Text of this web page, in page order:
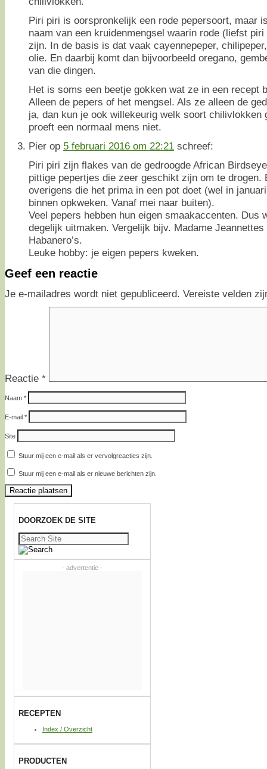
Piri piri is oorspronkelijk een rode pepersoort, maar
naam van een kruidenmengsel waarin rode (liefst
zijn. In de basis is dat vaak cayennepeper,
olie. En daarbij komt dan bijvoorbeeld oregano,
van die dingen.
Het is soms een beetje gokken wat ze in een recept
Alleen de pepers of het mengsel. Als ze alleen de
ja, dan kun je ook willekeurig welk soort chilivlokken
proeft een normaal mens niet.
Pier op 5 februari 2016 om 22:21 schreef:
Piri piri zijn flakes van de gedroogde African
pittige pepertjes die zeer geschikt zijn om te drogen.
overigens die het prima in een pot doet (wel in
binnen opkweken. Vanaf mei naar buiten).
Veel pepers hebben hun eigen smaakaccenten. Dus
degelijk uitmaken. Vergelijk bijv. Madame
Habanero’s.
Leuke hobby: je eigen pepers kweken.
Geef een reactie
Je e-mailadres wordt niet gepubliceerd. Vereiste velden
Reactie *
Naam *
E-mail *
Site
Stuur mij een e-mail als er vervolgreacties zijn.
Stuur mij een e-mail als er nieuwe berichten zijn.
DOORZOEK DE SITE
Zoeken
naar:
- advertentie -
RECEPTEN
Index / Overzicht
PRODUCTEN